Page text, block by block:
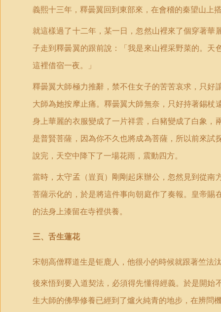
義熙十三年，釋曇翼回到東部來，在會稽的秦望山上
就這樣過了十二年，某一日，忽然山裡來了個穿著
子走到釋曇翼的跟前說：「我是來山裡采野菜的。
這裡借宿一夜。」
釋曇翼大師極力推辭，禁不住女子的苦苦哀求，只
大師為她按摩止痛。釋曇翼大師無奈，只好持著錫
身上華麗的衣服變成了一片祥雲，白豬變成了白象
是普賢菩薩，因為你不久也將成為菩薩，所以前來
說完，天空中降下了一場花雨，震動四方。
當時，太守孟（豈頁）剛剛起床辦公，忽然見到從
菩薩示化的，於是將這件事向朝庭作了奏報。皇帝
的法身上漆留在寺裡供養。
三、舌生蓮花
宋朝高僧釋道生是钜鹿人，他很小的時候就跟著竺法
後來悟到要入道契法，必須得先懂得經義。於是開
生大師的佛學修養已經到了爐火純青的地步，在辨問